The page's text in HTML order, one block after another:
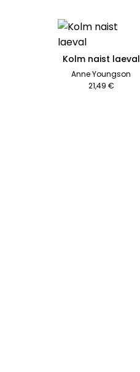
Kolm naist laeval
Anne Youngson
21,49 €